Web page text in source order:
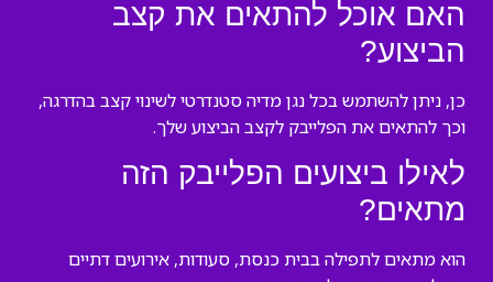
האם אוכל להתאים את קצב
הביצוע?
כן, ניתן להשתמש בכל נגן מדיה סטנדרטי לשינוי קצב בהדרגה,
וכך להתאים את הפלייבק לקצב הביצוע שלך.
לאילו ביצועים הפלייבק הזה
מתאים?
הוא מתאים לתפילה בבית כנסת, סעודות, אירועים דתיים